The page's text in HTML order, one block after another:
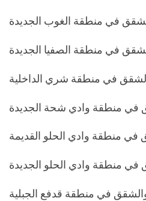
في منطقة الغوب الجديدة
في منطقة الصفيا الجديدة
في منطقة شري الداخلية
في منطقة وادي شحة الجديدة
منطقة وادي الحلو القديمة
منطقة وادي الحلو الجديدة
في منطقة قدفع الجبلية